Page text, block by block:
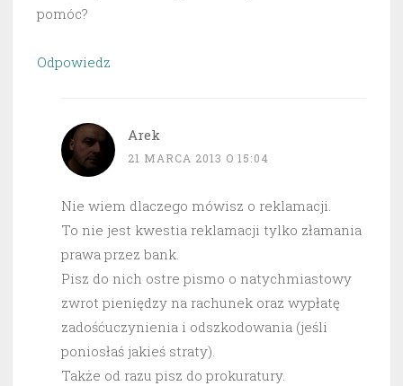
pomóc?
Odpowiedz
Arek
21 MARCA 2013 O 15:04
Nie wiem dlaczego mówisz o reklamacji.
To nie jest kwestia reklamacji tylko złamania
prawa przez bank.
Pisz do nich ostre pismo o natychmiastowy
zwrot pieniędzy na rachunek oraz wypłatę
zadośćuczynienia i odszkodowania (jeśli
poniosłaś jakieś straty).
Także od razu pisz do prokuratury.